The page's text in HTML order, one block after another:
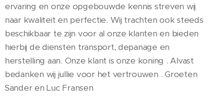
ervaring en onze opgebouwde kennis streven wij
naar kwaliteit en perfectie. Wij trachten ook steeds
beschikbaar te zijn voor al onze klanten en bieden
hierbij de diensten transport, depanage en
herstelling aan. Onze klant is onze koning . Alvast
bedanken wij jullie voor het vertrouwen . Groeten
Sander en Luc Fransen